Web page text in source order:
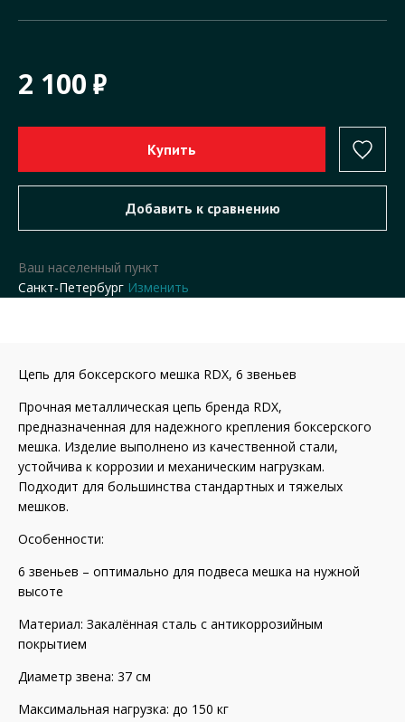
2 100
Ваш населенный пункт
Санкт-Петербург Изменить
Цепь для боксерского мешка RDX, 6 звеньев
Прочная металлическая цепь бренда RDX,
предназначенная для надежного крепления боксерского
мешка. Изделие выполнено из качественной стали,
устойчива к коррозии и механическим нагрузкам.
Подходит для большинства стандартных и тяжелых
мешков.
Особенности:
6 звеньев – оптимально для подвеса мешка на нужной
высоте
Материал: Закалённая сталь с антикоррозийным
покрытием
Диаметр звена: 37 см
Максимальная нагрузка: до 150 кг